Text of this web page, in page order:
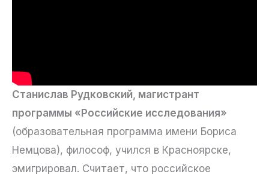
Станислав Рудковский, магистрант
программы «Российские исследования»
(образовательная программа имени Бориса
Немцова), философ, учился в Красноярске,
эмигрировал. Считает, что российское